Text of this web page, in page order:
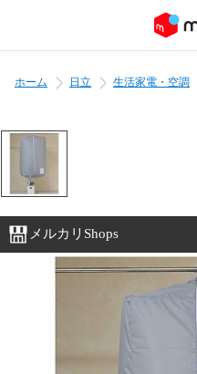
ホーム 日立 生活家電・空調
メルカリShops